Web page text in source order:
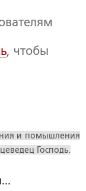
, чтобы
и помышления
Господь.